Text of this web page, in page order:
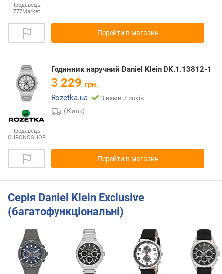
Продавець:
777Market
Перейти в магазин
Продавець:
CHRONOSHOP
Годинник наручний Daniel Klein DK.1.13812-1
3 229 грн.
Rozetka.ua
З нами 7 років
(Київ)
Перейти в магазин
Серія Daniel Klein Exclusive
(багатофункціональні)